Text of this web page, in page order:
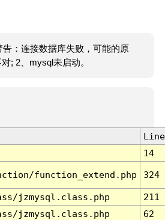
告：连接数据库失败，可能的原
; 2、mysql未启动。
Line
14
function_extend.php 324
jzmysql.class.php
211
jzmysql.class.php
62